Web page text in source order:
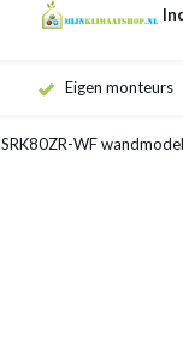
Eigen monteurs
SRK80ZR-WF